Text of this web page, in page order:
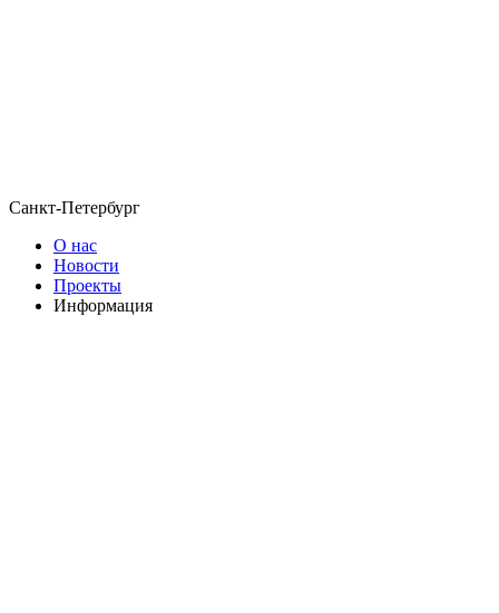
Санкт-Петербург
О нас
Новости
Проекты
Информация